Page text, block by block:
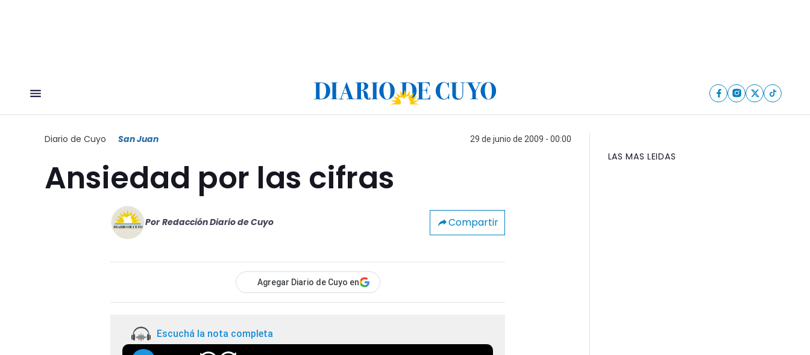
Diario de Cuyo San Juan 29 de junio de 2009 - 00:00
Ansiedad por las cifras
Por Redacción Diario de Cuyo Compartir
Agregar Diario de Cuyo en
Escuchá la nota completa
LAS MAS LEIDAS